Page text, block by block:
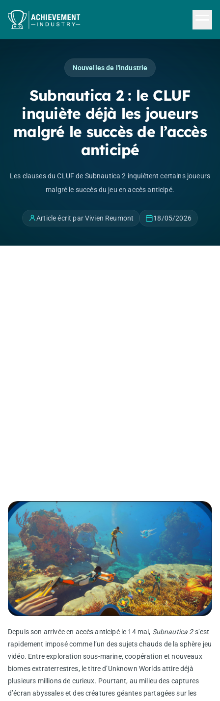
Nouvelles de l'industrie
Subnautica 2 : le CLUF
inquiète déjà les joueurs
malgré le succès de l’accès
anticipé
Les clauses du CLUF de Subnautica 2 inquiètent certains joueurs
malgré le succès du jeu en accès anticipé.
Article écrit par Vivien Reumont 18/05/2026
Depuis son arrivée en accès anticipé le 14 mai, Subnautica 2s’est
rapidement imposé comme l’un des sujets chauds de la sphère jeu
vidéo. Entre exploration sous-marine, coopération et nouveaux
biomes extraterrestres, le titre d’Unknown Worlds attire déjà
plusieurs millions de curieux. Pourtant, au milieu des captures
d’écran abyssales et des créatures géantes partagées sur les